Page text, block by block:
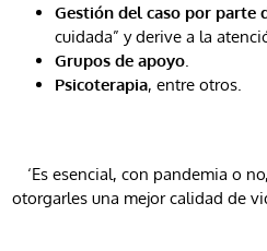
Gestión del caso por parte
cuidada” y derive a la
Grupos de apoyo
Psicoterapia, entre otros.
‘Es esencial, con pandemia o no,
otorgarles una mejor calidad de